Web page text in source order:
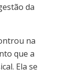
da
na
que a
Ela se